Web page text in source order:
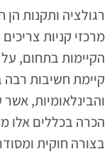
רגולציה ותקנות
מרכזי קניות
הקיימות בתחום,
קיימת חשיבות
והבינלאומיות,
הכרה בכללים אלו
בצורה חוקית